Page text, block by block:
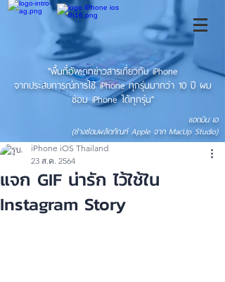
"พื้นที่อัพเดทข่าวสารเกี่ยวกับ iPhone
จากประสบการณ์การใช้ iPhone ทุกรุ่นมากว่า 10 ปี ผม
ซ่อม iPhone ได้ทุกรุ่น"
แอดมิน เอ
(ช่างซ่อมผลิตภัณฑ์ Apple จาก MacUp Studio)
แจก GIF น่ารัก ไว้ใช้ใน
Instagram Story
iPhone iOS Thailand
23 ส.ค. 2564